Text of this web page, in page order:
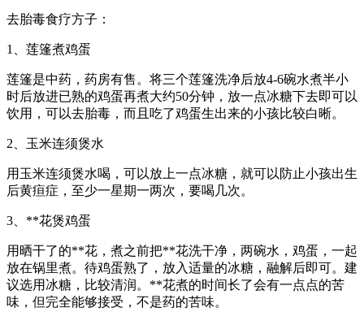
去胎毒食疗方子：
1、莲篷煮鸡蛋
莲篷是中药，药房有售。将三个莲篷洗净后放4-6碗水煮半小
时后放进已熟的鸡蛋再煮大约50分钟，放一点冰糖下去即可以
饮用，可以去胎毒，而且吃了鸡蛋生出来的小孩比较白晰。
2、玉米连须煲水
用玉米连须煲水喝，可以放上一点冰糖，就可以防止小孩出生
后黄疸症，至少一星期一两次，要喝几次。
3、**花煲鸡蛋
用晒干了的**花，煮之前把**花洗干净，两碗水，鸡蛋，一起
放在锅里煮。待鸡蛋熟了，放入适量的冰糖，融解后即可。建
议选用冰糖，比较清润。**花煮的时间长了会有一点点的苦
味，但完全能够接受，不是药的苦味。